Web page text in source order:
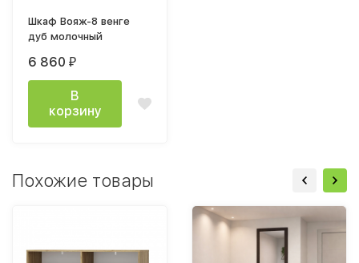
Шкаф Вояж-8 венге
дуб молочный
6 860 ₽
В
корзину
Похожие товары